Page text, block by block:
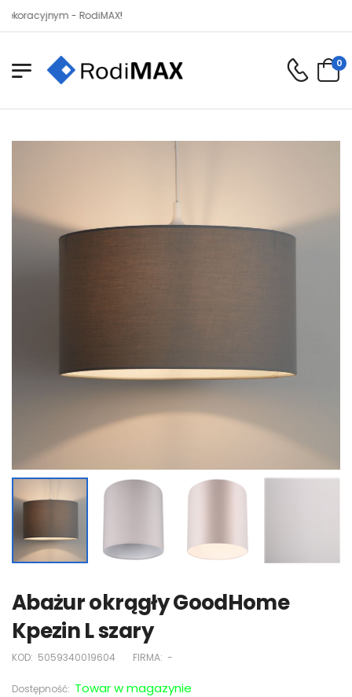
- RodiMAX!
0
Abażur okrągły GoodHome
Kpezin L szary
KOD: 5059340019604 FIRMA: -
Dostępność: Towar w magazynie